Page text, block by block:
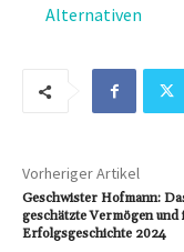
Alternativen
Vorheriger Artikel
Geschwister Hofmann:
geschätzte Vermögen und
Erfolgsgeschichte 2024